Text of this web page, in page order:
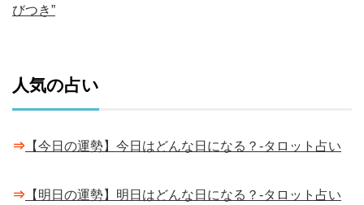
びつき”
人気の占い
⇒ 【今日の運勢】今日はどんな日になる？-タロット占い
⇒ 【明日の運勢】明日はどんな日になる？-タロット占い